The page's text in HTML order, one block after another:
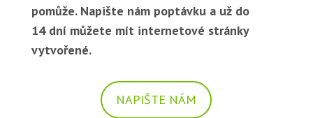
pomůže. Napište nám poptávku a už do
14 dní můžete mít internetové stránky
vytvořené.
NAPIŠTE NÁM